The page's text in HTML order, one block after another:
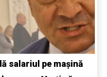
salariul pe mașină